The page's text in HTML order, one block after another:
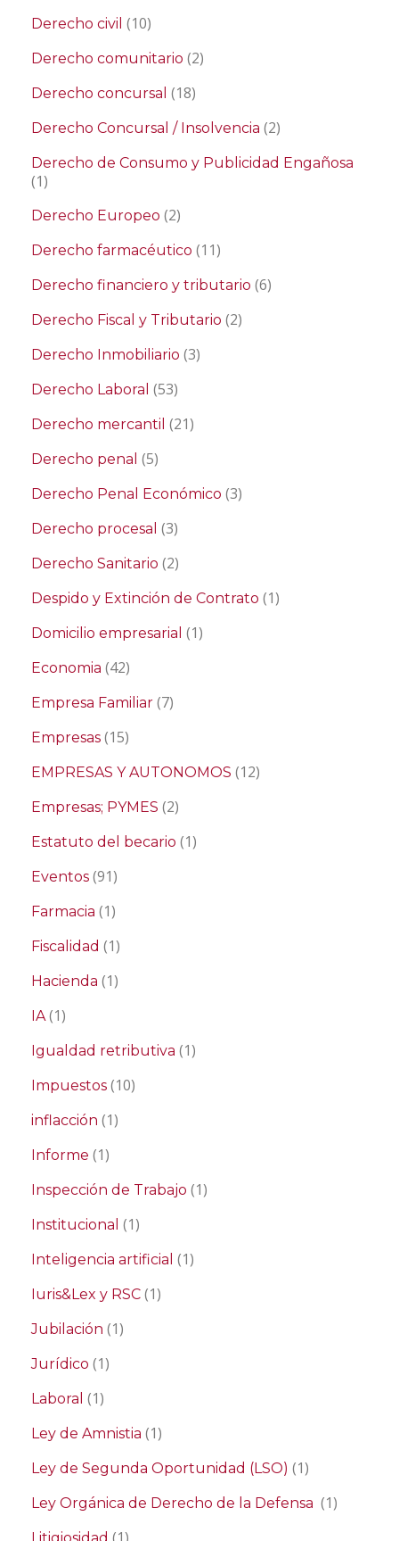
Derecho civil (10)
Derecho comunitario (2)
Derecho concursal (18)
Derecho Concursal / Insolvencia (2)
Derecho de Consumo y Publicidad Engañosa
(1)
Derecho Europeo (2)
Derecho farmacéutico (11)
Derecho financiero y tributario (6)
Derecho Fiscal y Tributario (2)
Derecho Inmobiliario (3)
Derecho Laboral (53)
Derecho mercantil (21)
Derecho penal (5)
Derecho Penal Económico (3)
Derecho procesal (3)
Derecho Sanitario (2)
Despido y Extinción de Contrato (1)
Domicilio empresarial (1)
Economia (42)
Empresa Familiar (7)
Empresas (15)
EMPRESAS Y AUTONOMOS (12)
Empresas; PYMES (2)
Estatuto del becario (1)
Eventos (91)
Farmacia (1)
Fiscalidad (1)
Hacienda (1)
IA(1)
Igualdad retributiva (1)
Impuestos (10)
inflacción (1)
Informe (1)
Inspección de Trabajo (1)
Institucional (1)
Inteligencia artificial (1)
Iuris&Lex y RSC (1)
Jubilación (1)
Jurídico (1)
Laboral (1)
Ley de Amnistia (1)
Ley de Segunda Oportunidad (LSO) (1)
Ley Orgánica de Derecho de la Defensa (1)